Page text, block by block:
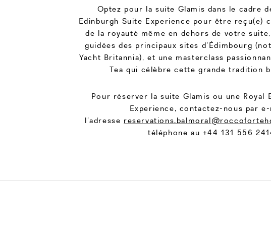
Optez pour la suite Glamis dans le cadre
Edinburgh Suite Experience pour être reçu(e)
de la royauté même en dehors de votre
guidées des principaux sites d’Édimbourg
Yacht Britannia), et une masterclass
Tea qui célèbre cette grande tradition
Pour réserver la suite Glamis ou une Royal
Experience, contactez-nous par
l’adresse
téléphone au +44 131 556